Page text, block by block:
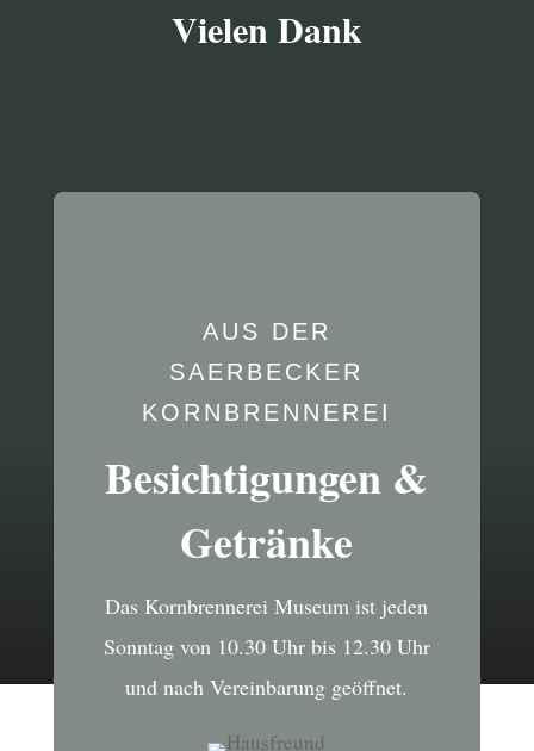
Vielen Dank
AUS DER
SAERBECKER
KORNBRENNEREI
Besichtigungen &
Getränke
Das Kornbrennerei Museum ist jeden
Sonntag von 10.30 Uhr bis 12.30 Uhr
und nach Vereinbarung geöffnet.